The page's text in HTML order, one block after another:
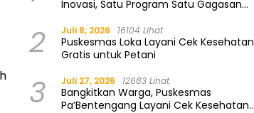
Inovasi, Satu Program Satu Gagasan
2 Juli 8, 2026 16104 Lihat
Puskesmas Loka Layani Cek Kesehatan
Gratis untuk Petani
3 Juli 27, 2026 12683 Lihat
Bangkitkan Warga, Puskesmas
Pa’Bentengang Layani Cek Kesehatan